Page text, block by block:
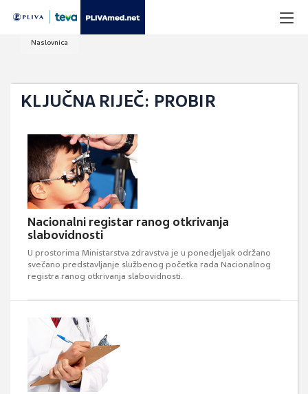
Naslovnica
KLJUČNA RIJEČ: PROBIR
Nacionalni registar ranog otkrivanja
slabovidnosti
​U prostorima Ministarstva zdravstva je u ponedjeljak održano
svečano predstavljanje službenog početka rada Nacionalnog
registra ranog otkrivanja slabovidnosti.